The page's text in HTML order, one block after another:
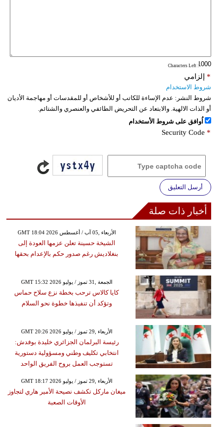
: Characters Left
إلزامي *
شروط الاستخدام
شروط النشر: عدم الإساءة للكاتب أو للأشخاص أو للمقدسات أو مهاجمة الأديان
أو الذات الالهية. والابتعاد عن التحريض الطائفي والعنصري والشتائم.
اُوافق على شروط الأستخدام
Security Code *
أرسل التعليق
أخبار ذات صلة
GMT 18:04 2026 الأربعاء ,05 آب / أغسطس
الشيخة حسينة تعلن عزمها العودة إلى
بنغلاديش رغم صدور حكم بالإعدام بحقها
GMT 15:32 2026 الجمعة ,31 تموز / يوليو
كايا كالاس ترحب بخطة نزع سلاح حماس
وتؤكد أن تنفيذها خطوة نحو السلام
GMT 20:26 2026 الأربعاء ,29 تموز / يوليو
رئيسة البرلمان الجزائري خليدة بوفدش:
انتخابي تكليف وطني ومسؤولية دستورية
تستوجب العمل بروح الفريق الواحد
GMT 18:17 2026 الأربعاء ,29 تموز / يوليو
ميغان ماركل تكشف نصيحة الأمير هاري لتجاوز
الأوقات الصعبة